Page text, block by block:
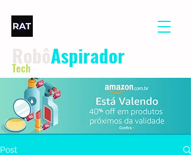
Aspirador
Tech
Post